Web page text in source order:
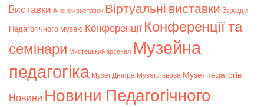
Bиставки Анонси виставок Віртуальні виставки Заходи
Педагогічного музею Конференції Конференції та
семінари Мистецький арсенал Музейна
педагогіка Музеї Дніпра Музеї Львова Музеї педагогів
Новини Новини Педагогічного